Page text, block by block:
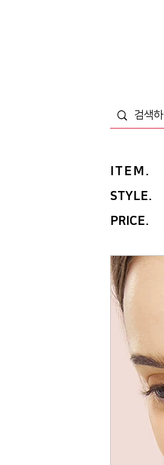
ITEM .
STYLE.
PRICE.